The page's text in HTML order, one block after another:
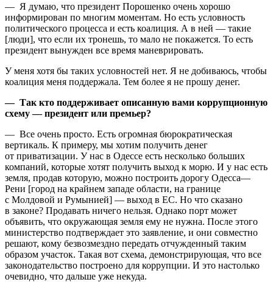
— Я думаю, что президент Порошенко очень хорошо
информирован по многим моментам. Но есть условность
политического процесса и есть коалиция. А в ней — такие
[люди], что если их тронешь, то мало не покажется. То есть
президент вынужден все время маневрировать.
У меня хотя бы таких условностей нет. Я не добиваюсь, чтобы
коалиция меня поддержала. Тем более я не прошу денег.
— Так кто поддерживает описанную вами коррупционную
схему — президент или премьер?
— Все очень просто. Есть огромная бюрократическая
вертикаль. К примеру, мы хотим получить денег
от приватизации. У нас в Одессе есть несколько больших
компаний, которые хотят получить выход к морю. И у нас есть
земля, продав которую, можно построить дорогу Одесса—
Рени [город на крайнем западе области, на границе
с Молдовой и Румынией] — выход в ЕС. Но что сказано
в законе? Продавать ничего нельзя. Однако порт может
объявить, что окружающая земля ему не нужна. После этого
министерство подтверждает это заявление, и они совместно
решают, кому безвозмездно передать отчужденный таким
образом участок. Такая вот схема, демонстрирующая, что все
законодательство построено для коррупции. И это настолько
очевидно, что дальше уже некуда.